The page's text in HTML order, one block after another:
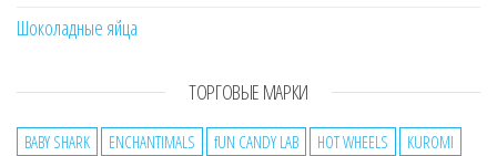
Шоколадные яйца
ТОРГОВЫЕ МАРКИ
BABY SHARK ENCHANTIMALS fUN CANDY LAB HOT WHEELS
KUROMI